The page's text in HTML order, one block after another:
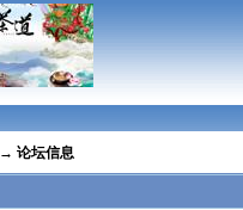
→ 论坛信息